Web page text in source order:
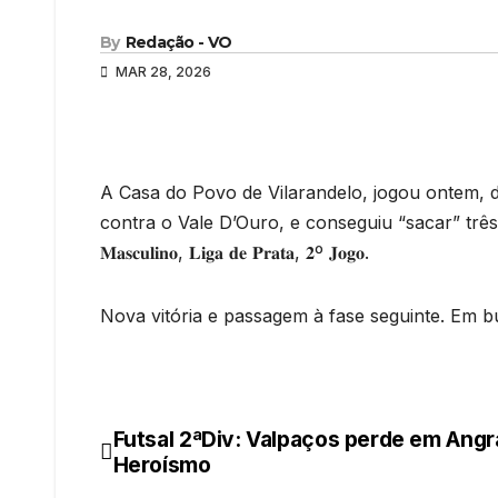
By Redação - VO
MAR 28, 2026
A Casa do Povo de Vilarandelo, jogou ontem,
contra o Vale D’Ouro, e conseguiu “sacar” três
𝐌𝐚𝐬𝐜𝐮𝐥𝐢𝐧𝐨, 𝐋𝐢𝐠𝐚 𝐝𝐞 𝐏𝐫𝐚𝐭𝐚, 𝟐º 𝐉𝐨𝐠𝐨.
Nova vitória e passagem à fase seguinte. Em
Navegação
Futsal 2ªDiv: Valpaços perde em
Heroísmo